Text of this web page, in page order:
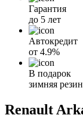
Гарантия
до 5 лет
Автокредит
от 4.9%
В подарок
зимняя
Renault